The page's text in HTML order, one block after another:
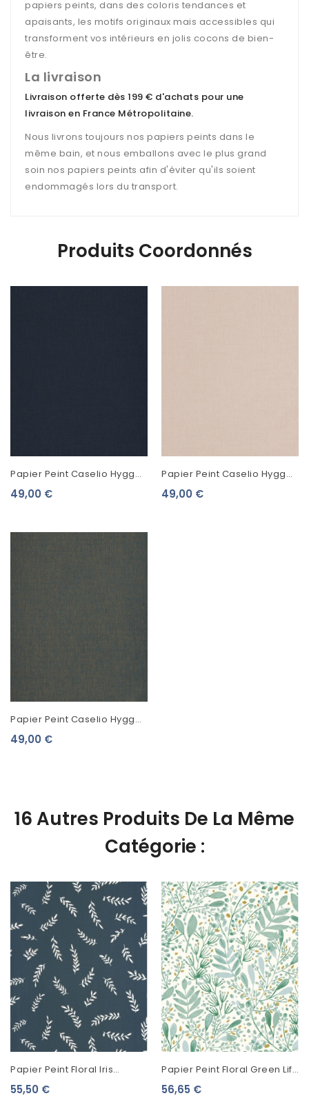
papiers peints, dans des coloris tendances et
apaisants, les motifs originaux mais accessibles qui
transforment vos intérieurs en jolis cocons de bien-
être.
La livraison
Livraison offerte dès 199 € d'achats pour une
livraison en France Métropolitaine.
Nous livrons toujours nos papiers peints dans le
même bain, et nous emballons avec le plus grand
soin nos papiers peints afin d'éviter qu'ils soient
endommagés lors du transport.
Produits Coordonnés
Papier Peint Caselio Hygge
Uni Bleu Nuit 100606919
49,00 €
Papier Peint Caselio Hygge
Uni Beige 100601212
49,00 €
Papier Peint Caselio Hygge
Uni Gris 100606803
49,00 €
16 Autres Produits De La Même
Catégorie :
Papier Peint Floral Iris
Collection Les Essentiels
55,50 €
Papier Peint Floral Green Life
2 Joy Bleu Grisé 101697620
56,65 €